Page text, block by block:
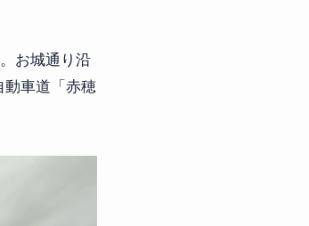
お城通り沿
車道「赤穂